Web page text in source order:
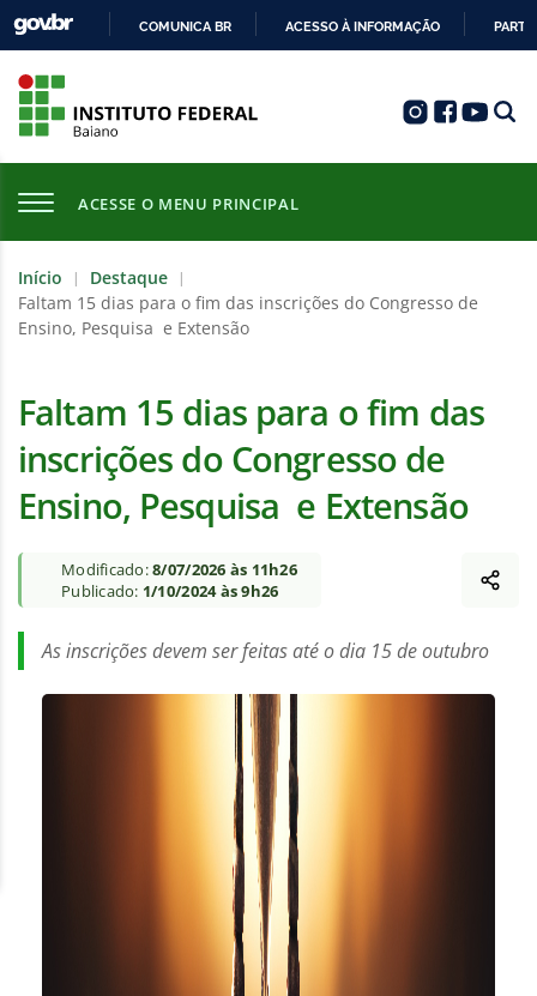
COMUNICA BR ACESSO À INFORMAÇÃO
ACESSE O MENU PRINCIPAL
Início | Destaque |
Faltam 15 dias para o fim das inscrições do Congresso de
Ensino, Pesquisa e Extensão
Faltam 15 dias para o fim das
inscrições do Congresso de
Ensino, Pesquisa e Extensão
Modificado:8/07/2026 às 11h26
Publicado: 1/10/2024 às 9h26
As inscrições devem ser feitas até o dia 15 de outubro